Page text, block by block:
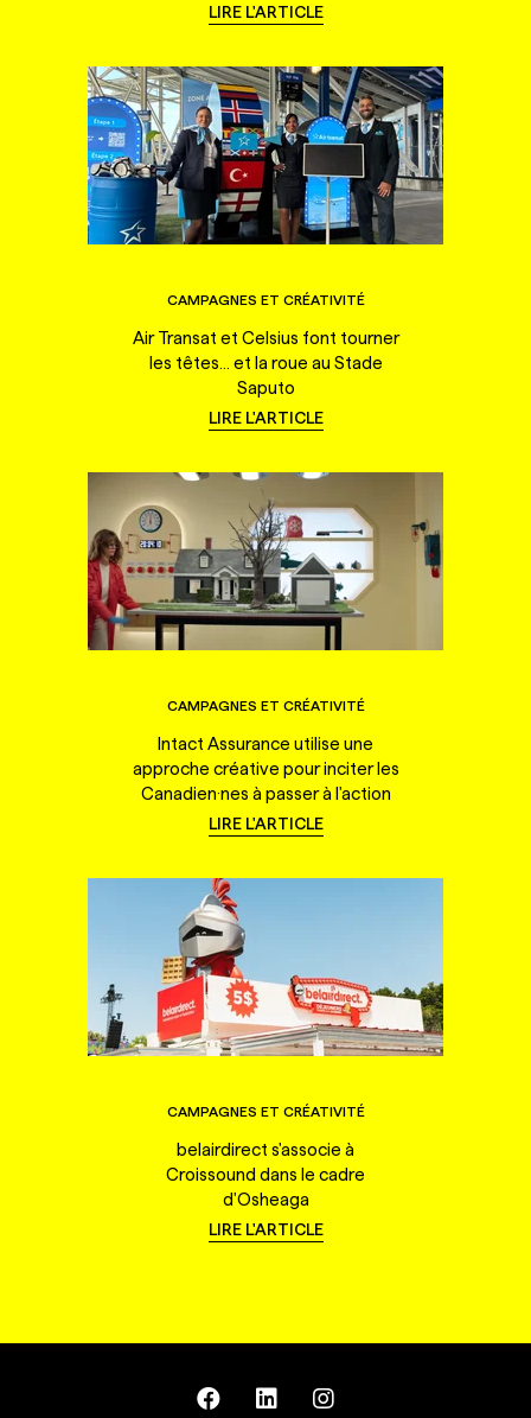
LIRE L'ARTICLE
CAMPAGNES ET CRÉATIVITÉ
Air Transat et Celsius font tourner
les têtes... et la roue au Stade
Saputo
LIRE L'ARTICLE
CAMPAGNES ET CRÉATIVITÉ
Intact Assurance utilise une
approche créative pour inciter les
Canadien·nes à passer à l'action
LIRE L'ARTICLE
CAMPAGNES ET CRÉATIVITÉ
belairdirect s'associe à
Croissound dans le cadre
d'Osheaga
LIRE L'ARTICLE